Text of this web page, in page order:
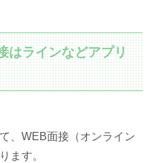
はラインなどアプリ
、WEB面接（オンライン
ます。